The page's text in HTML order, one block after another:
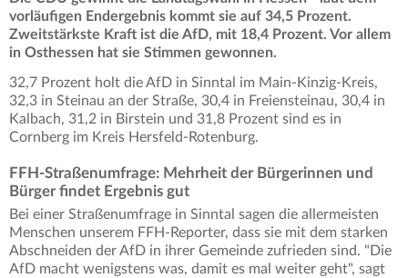
vorläufigen Endergebnis kommt sie auf 34,5 Prozent.
Zweitstärkste Kraft ist die AfD, mit 18,4 Prozent. Vor allem
in Osthessen hat sie Stimmen gewonnen.
32,7 Prozent holt die AfD in Sinntal im Main-Kinzig-Kreis,
32,3 in Steinau an der Straße, 30,4 in Freiensteinau, 30,4 in
Kalbach, 31,2 in Birstein und 31,8 Prozent sind es in
Cornberg im Kreis Hersfeld-Rotenburg.
FFH-Straßenumfrage: Mehrheit der Bürgerinnen und
Bürger findet Ergebnis gut
Bei einer Straßenumfrage in Sinntal sagen die allermeisten
Menschen unserem FFH-Reporter, dass sie mit dem starken
Abschneiden der AfD in ihrer Gemeinde zufrieden sind. "Die
AfD macht wenigstens was, damit es mal weiter geht", sagt